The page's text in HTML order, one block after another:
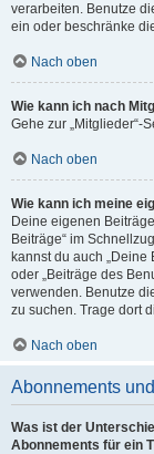
verarbeiten. Benutze
ein oder beschränke
Nach oben
Wie kann ich nach
Gehe zur „Mitglieder“-
Nach oben
Wie kann ich meine
Deine eigenen
Beiträge“ im
kannst du auch
oder „Beiträge des
verwenden. Benutze
zu suchen. Trage dort
Nach oben
Abonnements
Was ist der
Abonnements für ein